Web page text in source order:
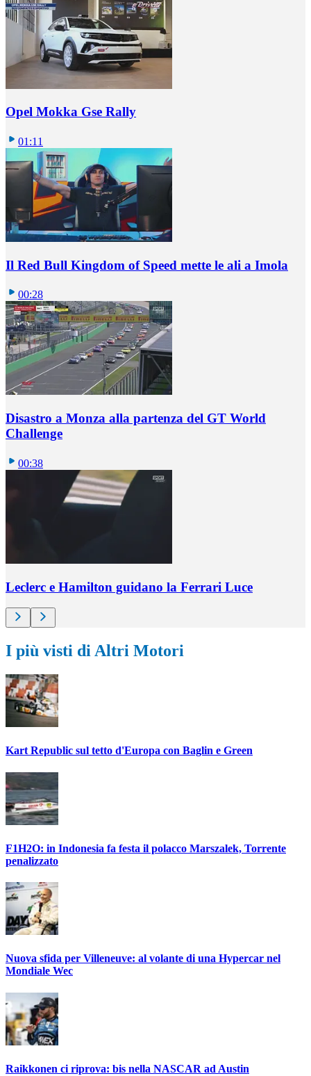
Opel Mokka Gse Rally
01:11
Il Red Bull Kingdom of Speed mette le ali a Imola
00:28
Disastro a Monza alla partenza del GT World
Challenge
00:38
Leclerc e Hamilton guidano la Ferrari Luce
I più visti di Altri Motori
Kart Republic sul tetto d'Europa con Baglin e Green
F1H2O: in Indonesia fa festa il polacco Marszalek, Torrente
penalizzato
Nuova sfida per Villeneuve: al volante di una Hypercar nel
Mondiale Wec
Raikkonen ci riprova: bis nella NASCAR ad Austin